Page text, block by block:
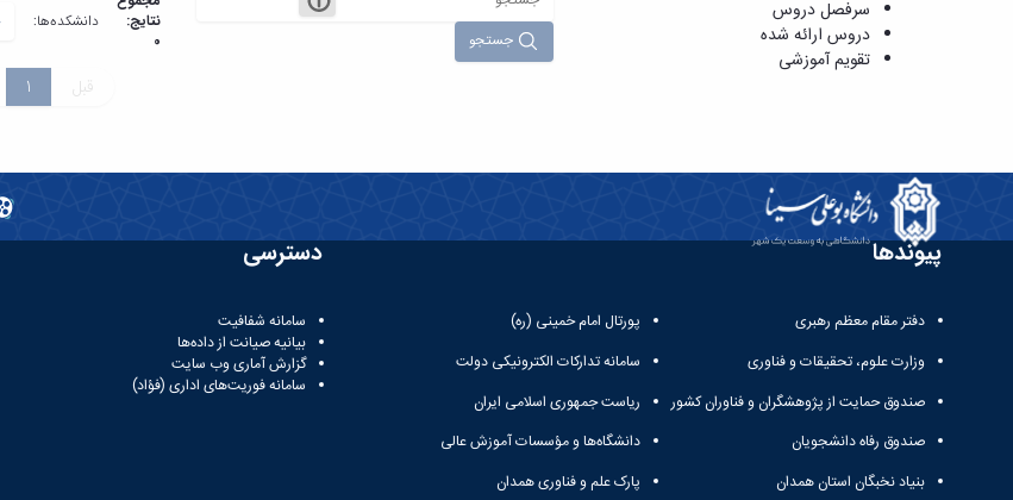
سرفصل دروس
دروس ارائه شده
تقویم آموزشی
جستجو
نتایج:
0
دانشکده‌ها:
قبل 1
پیوندها
دفتر مقام معظم رهبری
وزارت علوم، تحقیقات و فناوری
صندوق حمایت از پژوهشگران و فناوران کشور
صندوق رفاه دانشجویان
بنیاد نخبگان استان همدان
پورتال امام خمینی (ره)
سامانه تدارکات الکترونیکی دولت
ریاست جمهوری اسلامی ایران
دانشگاه‌ها و مؤسسات آموزش عالی
پارک علم و فناوری همدان
دسترسی
سامانه شفافیت
بیانیه صیانت از داده‌ها
گزارش آماری وب‌ سایت
سامانه فوریت‌های اداری (فؤاد)